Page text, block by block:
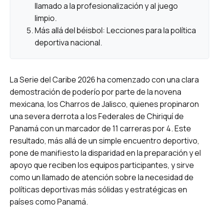
llamado a la profesionalización y al juego
limpio.
Más allá del béisbol: Lecciones para la política
deportiva nacional.
La Serie del Caribe 2026 ha comenzado con una clara
demostración de poderío por parte de la novena
mexicana, los Charros de Jalisco, quienes propinaron
una severa derrota a los Federales de Chiriquí de
Panamá con un marcador de 11 carreras por 4. Este
resultado, más allá de un simple encuentro deportivo,
pone de manifiesto la disparidad en la preparación y el
apoyo que reciben los equipos participantes, y sirve
como un llamado de atención sobre la necesidad de
políticas deportivas más sólidas y estratégicas en
países como Panamá.